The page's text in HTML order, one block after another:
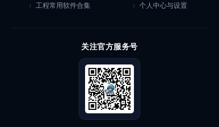
工程常用软件合集
个人中心与设置
关注官方服务号